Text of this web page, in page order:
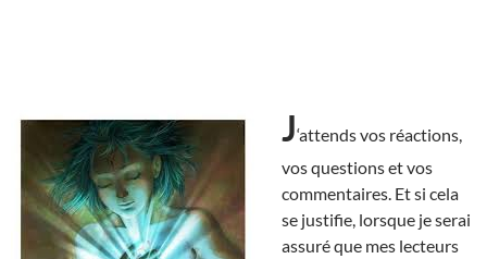
J‘attends vos réactions,
vos questions et vos
commentaires. Et si cela
se justifie, lorsque je serai
assuré que mes lecteurs